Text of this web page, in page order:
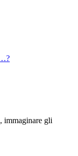
immaginare gli